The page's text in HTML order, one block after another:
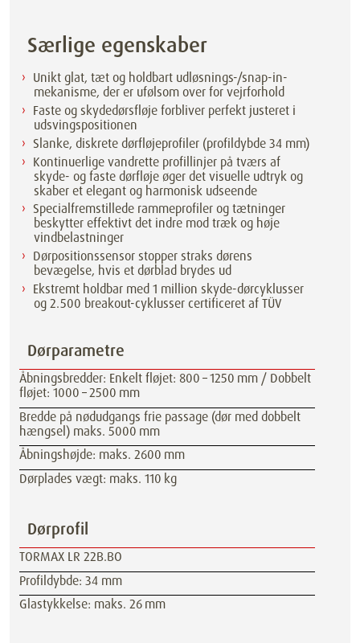
Særlige egenskaber
Unikt glat, tæt og holdbart udløsnings-/snap-in-
mekanisme, der er ufølsom over for vejrforhold
Faste og skydedørsfløje forbliver perfekt justeret i
udsvingspositionen
Slanke, diskrete dørfløjeprofiler (profildybde 34 mm)
Kontinuerlige vandrette profillinjer på tværs af
skyde- og faste dørfløje øger det visuelle udtryk og
skaber et elegant og harmonisk udseende
Specialfremstillede rammeprofiler og tætninger
beskytter effektivt det indre mod træk og høje
vindbelastninger
Dørpositionssensor stopper straks dørens
bevægelse, hvis et dørblad brydes ud
Ekstremt holdbar med 1 million skyde-dørcyklusser
og 2.500 breakout-cyklusser certificeret af TÜV
Dørparametre
Åbningsbredder: Enkelt fløjet: 800 – 1250 mm / Dobbelt
fløjet: 1000 – 2500 mm
Bredde på nødudgangs frie passage (dør med dobbelt
hængsel) maks. 5000 mm
Åbningshøjde: maks. 2600 mm
Dørplades vægt: maks. 110 kg
Dørprofil
TORMAX LR 22B.BO
Profildybde: 34 mm
Glastykkelse: maks. 26 mm